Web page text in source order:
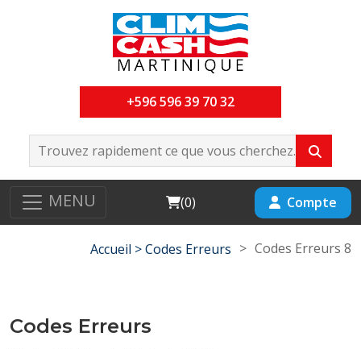
+596 596 39 70 32
MENU Cart
(0) Compte
Accueil >Codes Erreurs > Codes Erreurs 8
Codes Erreurs